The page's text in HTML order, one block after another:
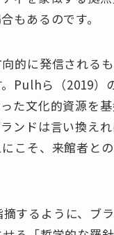
もあるのです。
的に発信される
Pulhら（2019）
た文化的資源を
ンドは言い換え
こそ、来館者と
するように、ブ